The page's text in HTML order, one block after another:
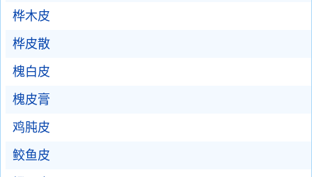
桦木皮
桦皮散
槐白皮
槐皮膏
鸡肫皮
鲛鱼皮